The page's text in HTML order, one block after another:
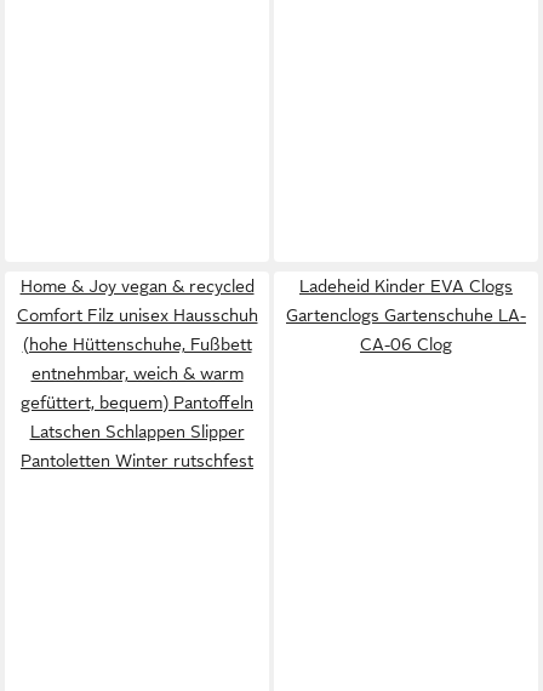
Home & Joy vegan & recycled
Comfort Filz unisex Hausschuh
(hohe Hüttenschuhe, Fußbett
entnehmbar, weich & warm
gefüttert, bequem) Pantoffeln
Latschen Schlappen Slipper
Pantoletten Winter rutschfest
Ladeheid Kinder EVA Clogs
Gartenclogs Gartenschuhe LA-
CA-06 Clog